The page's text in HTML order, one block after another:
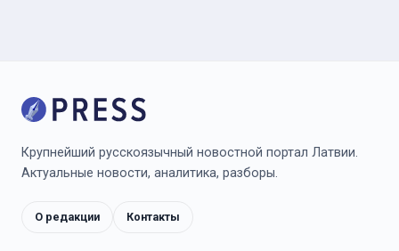
Крупнейший русскоязычный новостной портал Латвии.
Актуальные новости, аналитика, разборы.
О редакции Контакты